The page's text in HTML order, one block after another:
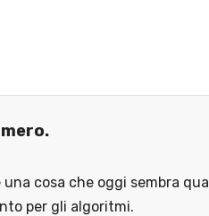
cosa che oggi sembra
per gli algoritmi.